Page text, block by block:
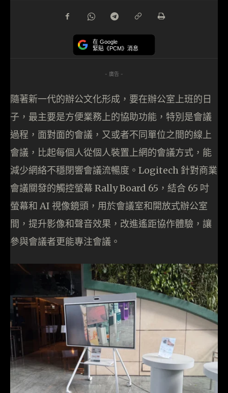
在 Google
緊貼《PCM》消息
- 廣告 -
隨著新一代的辦公文化形成，要在辦公室上班的日
子，最主要是方便業務上的協助功能，特別是會議
過程，面對面的會議，又或者不同單位之間的線上
會議，比起每個人從個人裝置上網的會議方式，能
減少網絡不穩閉響會議流暢度。Logitech 針對商業
會議關發的觸控螢幕 Rally Board 65，結合 65 吋
螢幕和 AI 視像鏡頭，用於會議室和開放式辦公室
間，提升影像和聲音效果，改進遙距協作體驗，讓
參與會議者更能專注會議。